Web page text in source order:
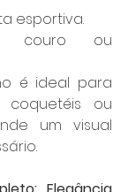
esportiva.
couro ou
é ideal para
coquetéis ou
um visual